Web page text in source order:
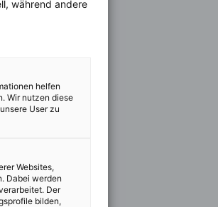
während andere
helfen
Wir nutzen diese
User zu
Websites,
Dabei werden
Der
bilden,